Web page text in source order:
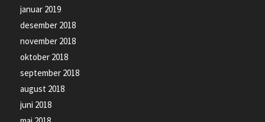
januar 2019
desember 2018
november 2018
oktober 2018
september 2018
august 2018
juni 2018